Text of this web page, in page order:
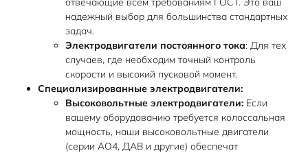
надежный выбор для большинства стандартных
задач.
Электродвигатели постоянного тока: Для тех
случаев, где необходим точный контроль
скорости и высокий пусковой момент.
Специализированные электродвигатели:
Высоковольтные электродвигатели: Если
вашему оборудованию требуется колоссальная
мощность, наши высоковольтные двигатели
(серии АО4, ДАВ и другие) обеспечат